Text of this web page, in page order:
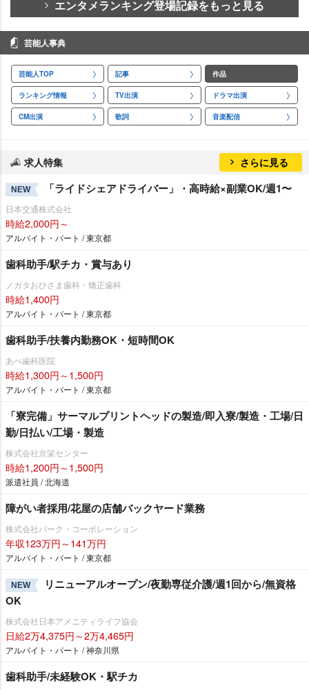
エンタメランキング登場記録をもっと見る
芸能人事典
芸能人TOP 記事 作品
ランキング情報 TV出演 ドラマ出演
CM出演 歌詞 音楽配信
求人特集 さらに見る
NEW 「ライドシェアドライバー」・高時給×副業OK/週1〜
日本交通株式会社
時給2,000円～
アルバイト・パート / 東京都
歯科助手/駅チカ・賞与あり
ノガタおひさま歯科・矯正歯科
時給1,400円
アルバイト・パート / 東京都
歯科助手/扶養内勤務OK・短時間OK
あべ歯科医院
時給1,300円～1,500円
アルバイト・パート / 東京都
「寮完備」サーマルプリントヘッドの製造/即入寮/製造・工場/日
勤/日払い/工場・製造
株式会社京栄センター
時給1,200円～1,500円
派遣社員 / 北海道
障がい者採用/花屋の店舗バックヤード業務
株式会社パーク・コーポレーション
年収123万円～141万円
アルバイト・パート / 東京都
NEW
リニューアルオープン/夜勤専従介護/週1回から/無資格
OK
株式会社日本アメニティライフ協会
日給2万4,375円～2万4,465円
アルバイト・パート / 神奈川県
歯科助手/未経験OK・駅チカ